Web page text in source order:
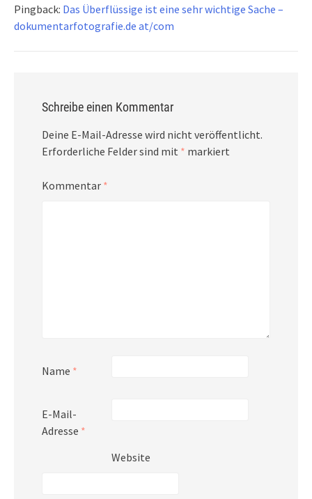
Pingback: Das Überflüssige ist eine sehr wichtige Sache –
dokumentarfotografie.de at/com
Schreibe einen Kommentar
Deine E-Mail-Adresse wird nicht veröffentlicht.
Erforderliche Felder sind mit * markiert
Kommentar *
Name *
E-Mail-
Adresse *
Website